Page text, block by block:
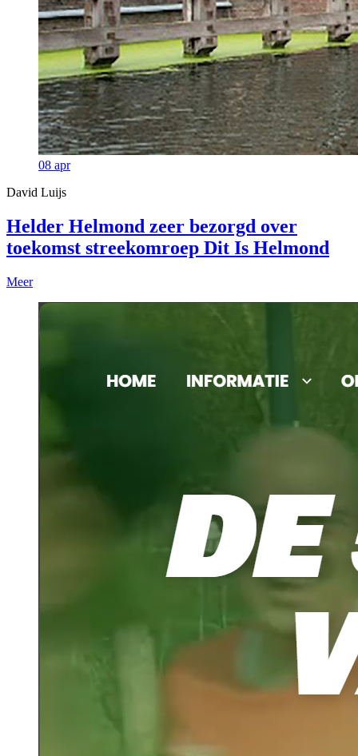
08 apr
David Luijs
Helder Helmond zeer bezorgd over
toekomst streekomroep Dit Is Helmond
Meer